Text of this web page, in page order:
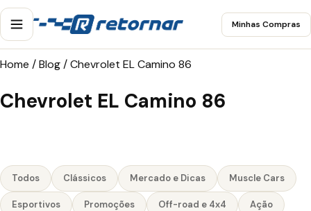
Minhas Compras
Home /Blog/Chevrolet EL Camino 86
Chevrolet EL Camino 86
Todos Clássicos Mercado e Dicas Muscle Cars
Esportivos Promoções Off-road e 4x4 Ação